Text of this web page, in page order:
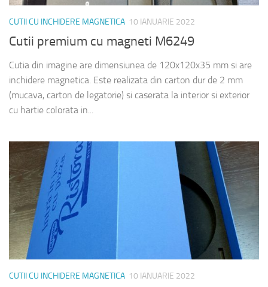
CUTII CU INCHIDERE MAGNETICA 10 IANUARIE 2022
Cutii premium cu magneti M6249
Cutia din imagine are dimensiunea de 120x120x35 mm si are
inchidere magnetica. Este realizata din carton dur de 2 mm
(mucava, carton de legatorie) si caserata la interior si exterior
cu hartie colorata in...
CUTII CU INCHIDERE MAGNETICA 10 IANUARIE 2022